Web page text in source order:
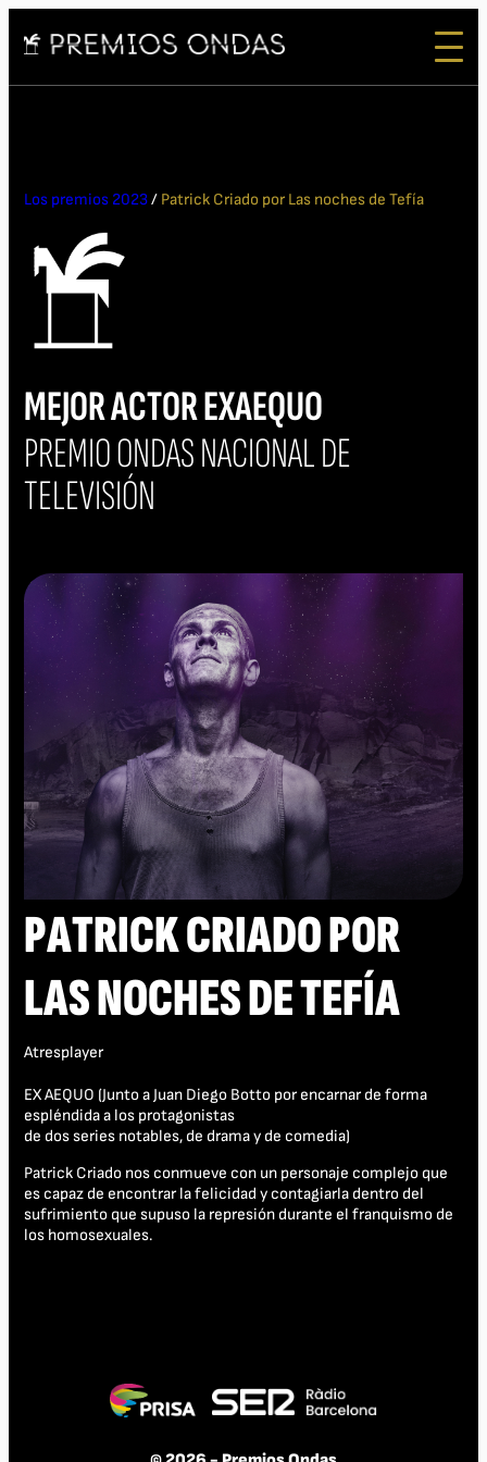
Los premios 2023/ Patrick Criado por Las noches de Tefía
MEJOR ACTOR EXAEQUO
PREMIO ONDAS NACIONAL DE
TELEVISIÓN
PATRICK CRIADO POR
LAS NOCHES DE TEFÍA
Atresplayer
EX AEQUO (Junto a Juan Diego Botto por encarnar de forma
espléndida a los protagonistas
de dos series notables, de drama y de comedia)
Patrick Criado nos conmueve con un personaje complejo que
es capaz de encontrar la felicidad y contagiarla dentro del
sufrimiento que supuso la represión durante el franquismo de
los homosexuales.